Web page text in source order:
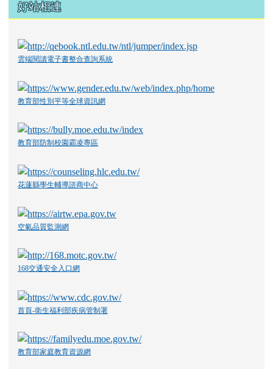
好站相連
雲端閱讀電子書整合查詢系統
教育部性別平等全球資訊網
教育部防制校園霸凌專區
花蓮縣學生輔導諮商中心
空氣品質監測網
168交通安全入口網
首頁-衛生福利部疾病管制署
教育部家庭教育資源網